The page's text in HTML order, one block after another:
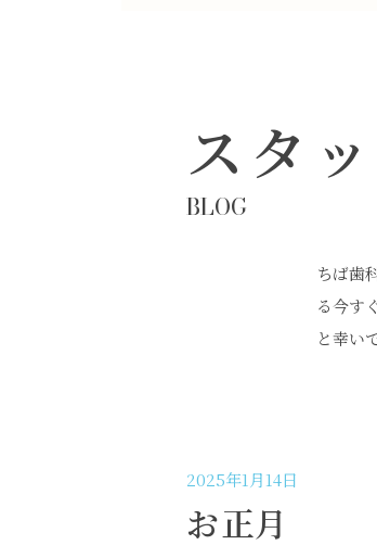
スタ
BLOG
ちば歯
る今す
と幸い
2025年1月14日
お正月